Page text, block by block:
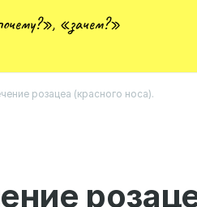
«зачем?»
розацеа (красного носа).